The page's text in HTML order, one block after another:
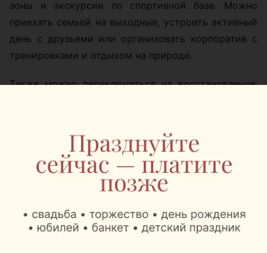
зоны и экскурсии по спортивной базе. Можно
приехать семьей на выходные, устроить активный
день с друзьями или организовать корпоратив с
тренировками и отдыхом на природе.
Также можно переключиться на восстановление:
хочется посмотреть на
«Стайки»
закажите обзорную экскурсию и пройдитесь по
территории, где готовятся профессиональные
Цены:
проживание: от 33 до 93 рублей с